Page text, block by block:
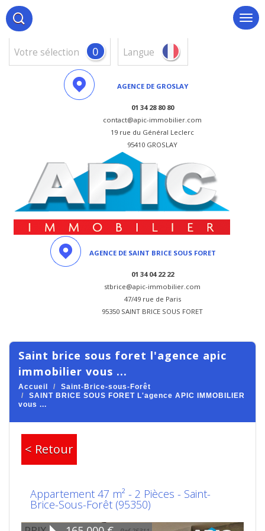
votre sélection 0 Langue
AGENCE DE GROSLAY
01 34 28 80 80
contact@apic-immobilier.com
19 rue du Général Leclerc
95410 GROSLAY
AGENCE DE SAINT BRICE SOUS FORET
01 34 04 22 22
stbrice@apic-immobilier.com
47/49 rue de Paris
95350 SAINT BRICE SOUS FORET
saint brice sous foret l'agence apic
immobilier vous ...
Accueil
Saint-Brice-sous-Forêt
SAINT BRICE SOUS FORET L'agence APIC IMMOBILIER
vous ...
< Retour
Appartement 47 m² - 2 Pièces - Saint-
Brice-Sous-Forêt (95350)